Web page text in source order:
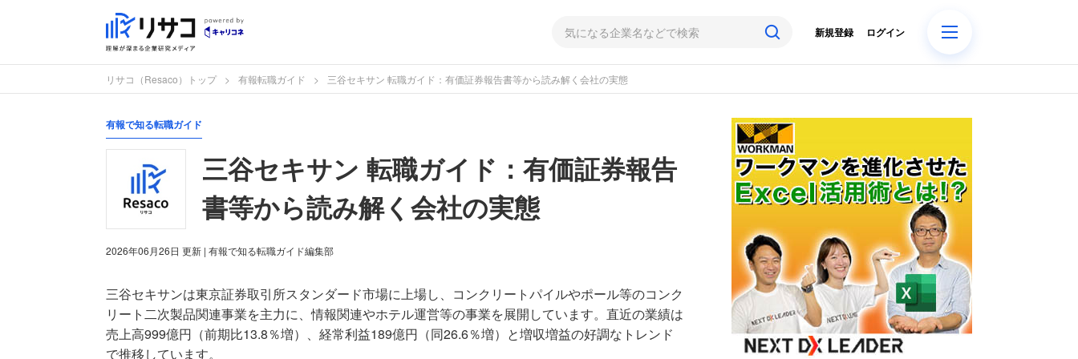
ログイン
新規登録
リサコ（Resaco）トップ 有報転職ガイド 三谷セキサン 転職ガイド：有価証券報告書等から読み解く会社の実態
有報で知る転職ガイド
三谷セキサン 転職ガイド：有価証券報告
書等から読み解く会社の実態
2026年06月26日 更新 | 有報で知る転職ガイド編集部
三谷セキサンは東京証券取引所スタンダード市場に上場し、コンクリートパイルやポール等のコンク
リート二次製品関連事業を主力に、情報関連やホテル運営等の事業を展開しています。直近の業績は
売上高999億円（前期比13.8％増）、経常利益189億円（同26.6％増）と増収増益の好調なトレンド
で推移しています。